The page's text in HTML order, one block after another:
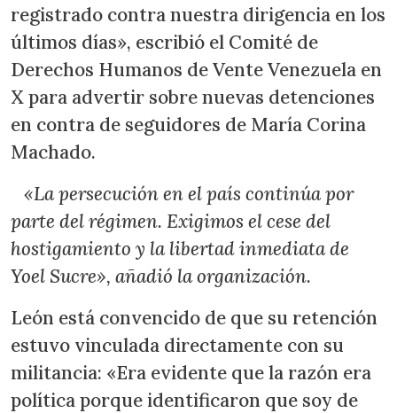
registrado contra nuestra dirigencia en los
últimos días», escribió el Comité de
Derechos Humanos de Vente Venezuela en
X para advertir sobre nuevas detenciones
en contra de seguidores de María Corina
Machado.
«La persecución en el país continúa por
parte del régimen. Exigimos el cese del
hostigamiento y la libertad inmediata de
Yoel Sucre», añadió la organización.
León está convencido de que su retención
estuvo vinculada directamente con su
militancia: «Era evidente que la razón era
política porque identificaron que soy de